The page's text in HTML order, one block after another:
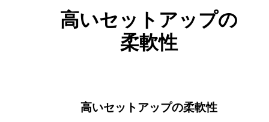
高いセットアップの
柔軟性
高いセットアップの柔軟性